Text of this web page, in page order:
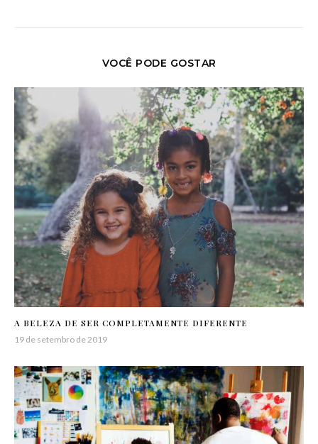
VOCÊ PODE GOSTAR
A BELEZA DE SER COMPLETAMENTE DIFERENTE
19 de setembro de 2019